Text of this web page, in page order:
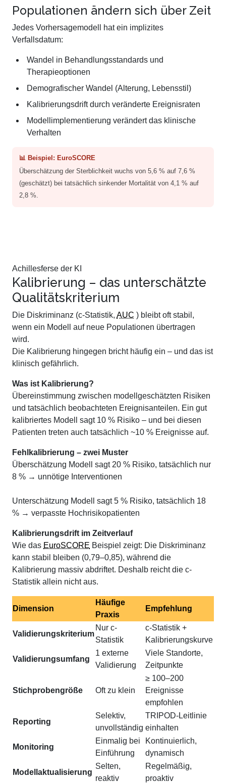
Populationen ändern sich über Zeit
Jedes Vorhersagemodell hat ein implizites
Verfallsdatum:
Wandel in Behandlungsstandards und
Therapieoptionen
Demografischer Wandel (Alterung, Lebensstil)
Kalibrierungsdrift durch veränderte Ereignisraten
Modellimplementierung verändert das klinische
Verhalten
📊 Beispiel: EuroSCORE
Überschätzung der Sterblichkeit wuchs von 5,6 % auf 7,6 %
(geschätzt) bei tatsächlich sinkender Mortalität von 4,1 % auf
2,8 %.
Achillesferse der KI
Kalibrierung – das unterschätzte
Qualitätskriterium
Die Diskriminanz (c-Statistik, AUC ) bleibt oft stabil,
wenn ein Modell auf neue Populationen übertragen
wird.
Die Kalibrierung hingegen bricht häufig ein – und das ist
klinisch gefährlich.
Was ist Kalibrierung?
Übereinstimmung zwischen modellgeschätzten Risiken
und tatsächlich beobachteten Ereignisanteilen. Ein gut
kalibriertes Modell sagt 10 % Risiko – und bei diesen
Patienten treten auch tatsächlich ~10 % Ereignisse auf.
Fehlkalibrierung – zwei Muster
Überschätzung Modell sagt 20 % Risiko, tatsächlich nur
8 % → unnötige Interventionen
Unterschätzung Modell sagt 5 % Risiko, tatsächlich 18
% → verpasste Hochrisikopatienten
Kalibrierungsdrift im Zeitverlauf
Wie das EuroSCORE Beispiel zeigt: Die Diskriminanz
kann stabil bleiben (0,79–0,85), während die
Kalibrierung massiv abdriftet. Deshalb reicht die c-
Statistik allein nicht aus.
Dimension
Häufige
Praxis
Empfehlung
Validierungskriterium
Nur c-
Statistik
c-Statistik +
Kalibrierungskurve
Validierungsumfang
1 externe
Validierung
Viele Standorte,
Zeitpunkte
Stichprobengröße Oft zu klein
≥ 100–200
Ereignisse
empfohlen
Reporting
Selektiv,
unvollständig
TRIPOD-Leitlinie
einhalten
Monitoring
Einmalig bei
Einführung
Kontinuierlich,
dynamisch
Modellaktualisierung
Selten,
reaktiv
Regelmäßig,
proaktiv